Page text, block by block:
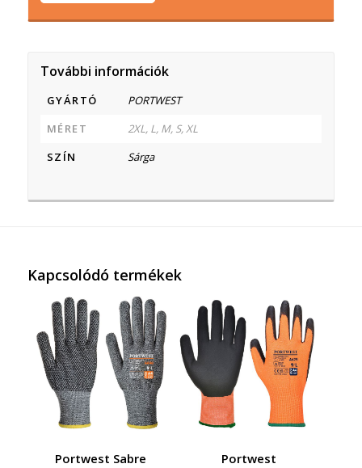
További információk
GYÁRTÓ
PORTWEST
MÉRET
2XL, L, M, S, XL
SZÍN
Sárga
Kapcsolódó termékek
Portwest Sabre
Portwest